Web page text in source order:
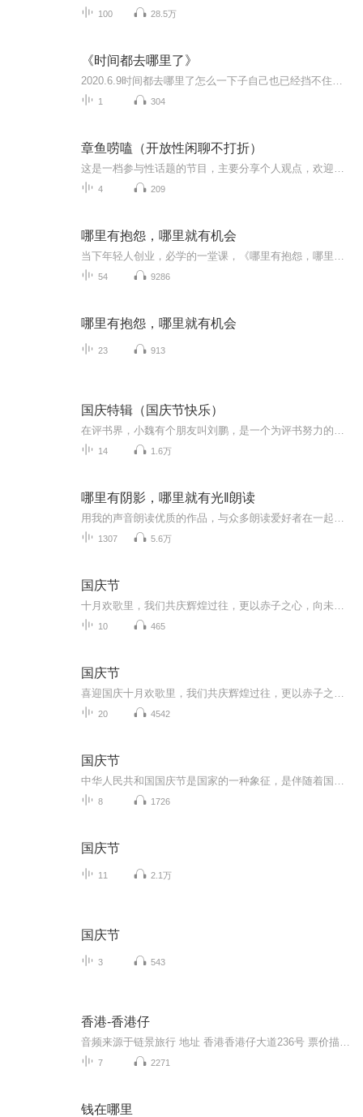
100 28.5万
《时间都去哪里了》
1 304
章鱼唠嗑（开放性闲聊不打折）
4 209
哪里有抱怨，哪里就有机会
54 9286
哪里有抱怨，哪里就有机会
23 913
国庆特辑（国庆节快乐）
14 1.6万
哪里有阴影，哪里就有光‖朗读
1307 5.6万
国庆节
10 465
国庆节
20 4542
国庆节
8 1726
国庆节
11 2.1万
国庆节
3 543
香港-香港仔
7 2271
钱在哪里